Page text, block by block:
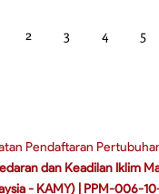
2 3 4 5
Pendaftaran Pertubuhan
dan Keadilan Iklim
- KAMY) | PPM-006-